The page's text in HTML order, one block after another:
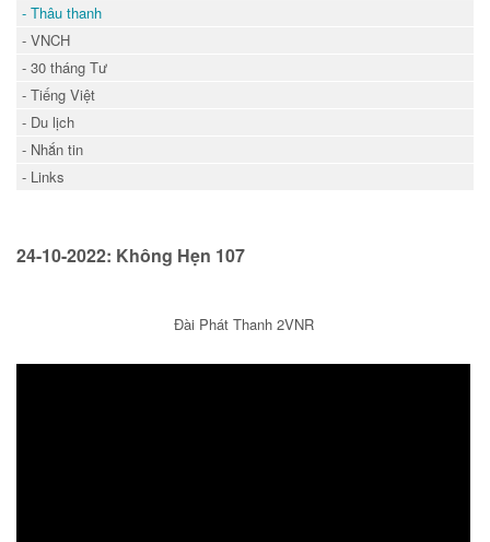
- Thâu thanh
- VNCH
- 30 tháng Tư
- Tiếng Việt
- Du lịch
- Nhắn tin
- Links
24-10-2022: Không Hẹn 107
Đài Phát Thanh 2VNR